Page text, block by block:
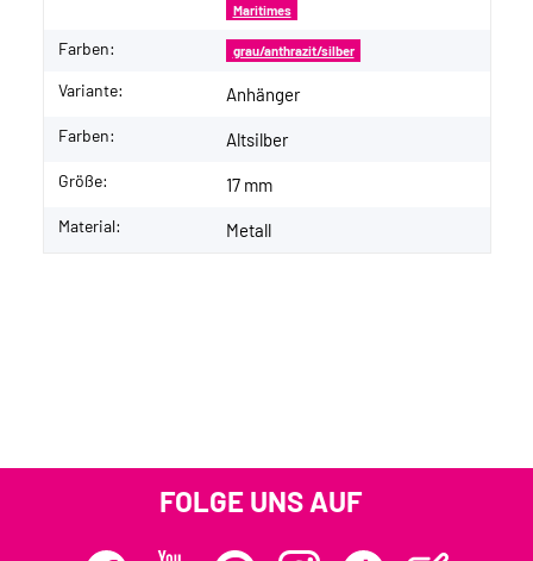
Maritimes
Farben: grau/anthrazit/silber
Variante: Anhänger
Farben: Altsilber
Größe: 17 mm
Material: Metall
FOLGE UNS AUF